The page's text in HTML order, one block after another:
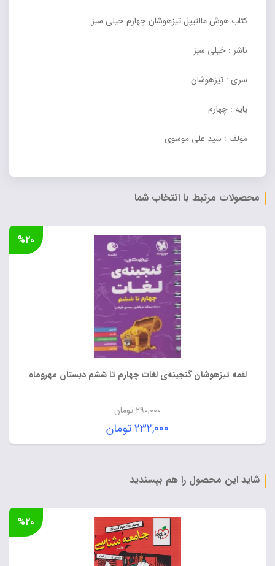
کتاب هوش مالتیپل تیزهوشان چهارم خیلی سبز
ناشر : خیلی سبز
سری : تیزهوشان
پایه : چهارم
مولف : سید علی موسوی
محصولات مرتبط با انتخاب شما
لقمه تیزهوشان گنجینه‌ی لغات چهارم تا ششم دبستان مهروماه
۲۹۰,۰۰۰تومان
قیمت
اصلی:
بود.
۲۳۲,۰۰۰تومان
قیمت
۲۳۲,۰۰۰ تومان.
%۲۰
شاید این محصول را هم بپسندید
%۲۰